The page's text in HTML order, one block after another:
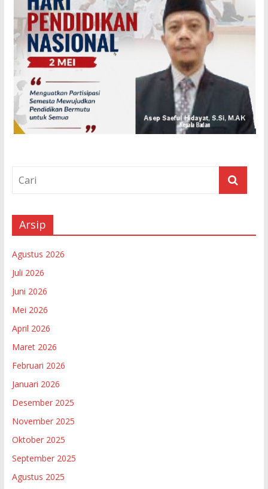
Arsip
Agustus 2026
Juli 2026
Juni 2026
Mei 2026
April 2026
Maret 2026
Februari 2026
Januari 2026
Desember 2025
November 2025
Oktober 2025
September 2025
Agustus 2025